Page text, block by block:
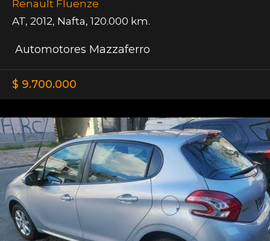
Renault Fluenze
AT, 2012, Nafta, 120.000 km.
Automotores Mazzaferro
$ 9.700.000